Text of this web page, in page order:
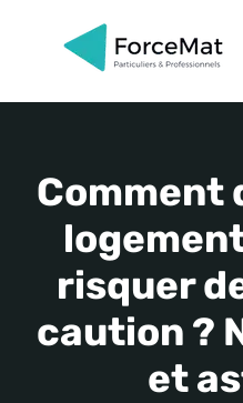
Comment
risquer
caution ?
et